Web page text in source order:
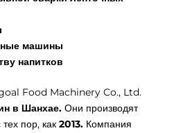
машины
напитков
Food Machinery Co., Ltd.
в Шанхае. Они производят
пор, как 2013. Компания